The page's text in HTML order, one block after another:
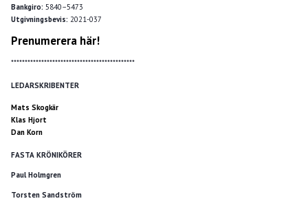
Bankgiro: 5840–5473
Utgivningsbevis: 2021-037
Prenumerera här!
*********************************************
LEDARSKRIBENTER
Mats Skogkär
Klas Hjort
Dan Korn
FASTA KRÖNIKÖRER
Paul Holmgren
Torsten Sandström